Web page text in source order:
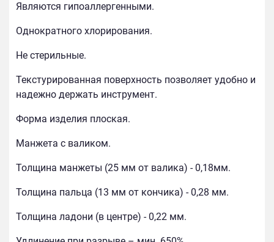
Являются гипоаллергенными.
Однократного хлорирования.
Не стерильные.
Текстурированная поверхность позволяет удобно и
надежно держать инструмент.
Форма изделия плоская.
Манжета с валиком.
Толщина манжеты (25 мм от валика) - 0,18мм.
Толщина пальца (13 мм от кончика) - 0,28 мм.
Толщина ладони (в центре) - 0,22 мм.